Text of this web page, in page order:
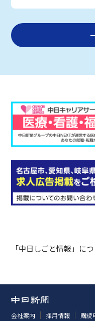
「中日しごと情報」に
会社案内 採用情報 購読